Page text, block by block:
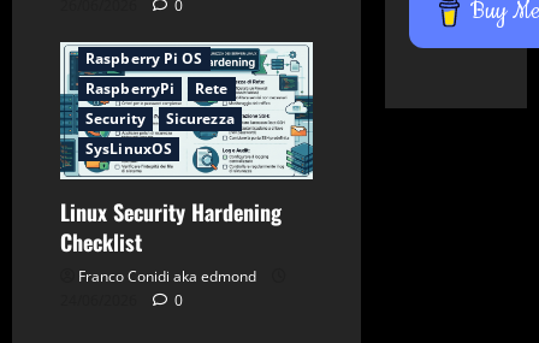
0
Raspberry Pi OS
RaspberryPi
Rete
Security
Sicurezza
SysLinuxOS
Linux Security Hardening
Checklist
Franco Conidi aka edmond
0
Buy